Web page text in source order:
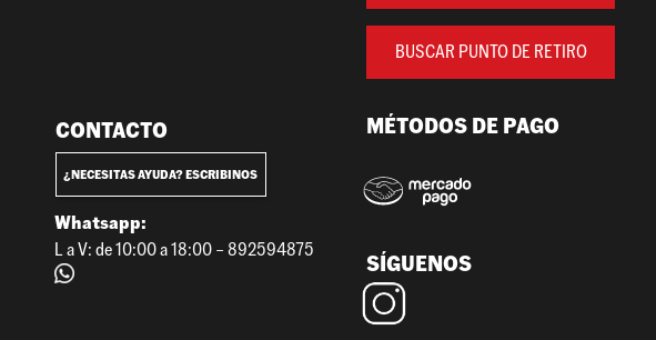
BUSCAR PUNTO DE RETIRO
CONTACTO
¿NECESITAS AYUDA? ESCRIBINOS
Whatsapp:
L a V: de 10:00 a 18:00 – 892594875
MÉTODOS DE PAGO
SÍGUENOS